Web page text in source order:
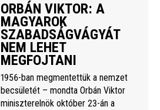
ORBÁN VIKTOR: A
MAGYAROK
SZABADSÁGVÁGYÁT
NEM LEHET
MEGFOJTANI
1956-ban megmentettük a nemzet
becsületét – mondta Orbán Viktor
miniszterelnök október 23-án a